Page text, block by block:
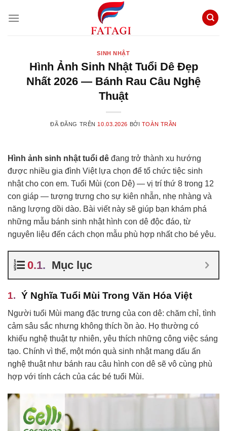
đến
SINH NHẬT
Hình Ảnh Sinh Nhật Tuổi Dê Đẹp
Nhất 2026 — Bánh Rau Câu Nghệ
Thuật
ĐÃ ĐĂNG TRÊN 10.03.2026 BỞI TOÀN TRẦN
Hình ảnh sinh nhật tuổi dê đang trở thành xu hướng
được nhiều gia đình Việt lựa chọn để tổ chức tiệc sinh
nhật cho con em. Tuổi Mùi (con Dê) — vị trí thứ 8 trong 12
con giáp — tượng trưng cho sự kiên nhẫn, nhẹ nhàng và
năng lượng dồi dào. Bài viết này sẽ giúp bạn khám phá
những mẫu bánh sinh nhật hình con dê độc đáo, từ
nguyên liệu đến cách chọn mẫu phù hợp nhất cho bé yêu.
Mục lục
Ý Nghĩa Tuổi Mùi Trong Văn Hóa Việt
Người tuổi Mùi mang đặc trưng của con dê: chăm chỉ, tình
cảm sâu sắc nhưng không thích ồn ào. Họ thường có
khiếu nghệ thuật tự nhiên, yêu thích những công việc sáng
tạo. Chính vì thế, một món quà sinh nhật mang dấu ấn
nghệ thuật như bánh rau câu hình con dê sẽ vô cùng phù
hợp với tính cách của các bé tuổi Mùi.